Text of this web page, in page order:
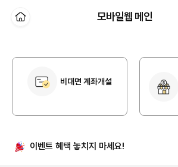
모바일웹 메인
비대면 계좌개설
이벤트 혜택 놓치지 마세요!